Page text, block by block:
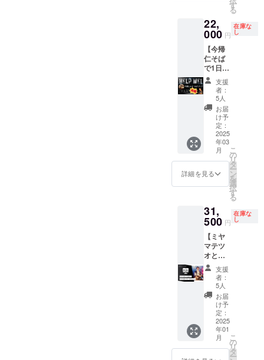
で ※再
販時よ
少し上
がって
ます
が、有
効期限
は伸び
ており
ます。
受けで
きない
あるか
もしれ
ません
テツオ
弾き語
りライ
ブ！！
スペ
シャル
ゲスト
として
『ザ・
ナゾノ
サンマ
ンズ』
が参戦
決定！
さら
に！幻
の
ズ』も
参戦
スペ
シャル
なイベ
ントに
なるこ
と間違
いな
し！ 熱
く楽し
い時間
を共に
過ごし
もでき
ヤマテ
ツオを
助けて
くださ
い。 特
典）
①『今
帰仁そ
ばス
タッフT
シャ
ツ』を
支給し
ます。
②まか
ないで
をお召
し上が
りいた
だけま
す ※現
地まで
の旅費
交通費
はご自
身にて
ご負担
くださ
いませ
※日程は
要相談
にて決
す
る
22,
000 円
在庫な
し
【今帰
仁そば
で1日ス
タッフ
として
ミヤマ
テツオ
を助け
られる
権利
②】 今
帰仁そ
ばで働
いてい
ただ
き、何
ないミ
ヤマテ
ツオを
助けて
くださ
い。 特
典）1.
『今帰
仁そば
スタッ
フTシャ
ツ』を
支給し
ます。
2. まか
支援
者：
5人
お届
け予
定：
2025
年03
月
詳細を見る
こ
の
リ
タ
ー
ン
を
選
択
す
る
31,
500 円
在庫な
し
【ミヤ
マテツ
オと
ズーム
60分】
社員
パート
合わせ
て200
人、借
金28億
円を抱
えてい
支援
者：
5人
お届
け予
定：
2025
年01
月
こ
の
リ
タ
ー